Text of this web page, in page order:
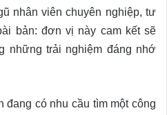
nhân viên chuyên nghiệp, tư
bản: đơn vị này cam kết sẽ
những trải nghiệm đáng nhớ
đang có nhu cầu tìm một công